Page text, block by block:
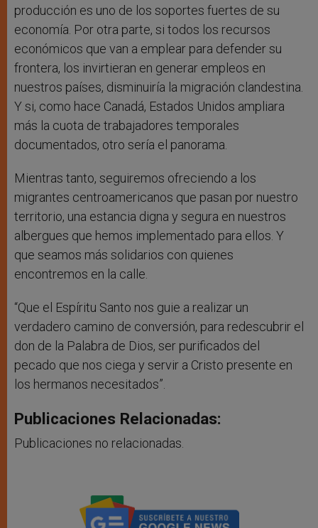
producción es uno de los soportes fuertes de su
economía. Por otra parte, si todos los recursos
económicos que van a emplear para defender su
frontera, los invirtieran en generar empleos en
nuestros países, disminuiría la migración clandestina.
Y si, como hace Canadá, Estados Unidos ampliara
más la cuota de trabajadores temporales
documentados, otro sería el panorama.
Mientras tanto, seguiremos ofreciendo a los
migrantes centroamericanos que pasan por nuestro
territorio, una estancia digna y segura en nuestros
albergues que hemos implementado para ellos. Y
que seamos más solidarios con quienes
encontremos en la calle.
“Que el Espíritu Santo nos guie a realizar un
verdadero camino de conversión, para redescubrir el
don de la Palabra de Dios, ser purificados del
pecado que nos ciega y servir a Cristo presente en
los hermanos necesitados”.
Publicaciones Relacionadas:
Publicaciones no relacionadas.